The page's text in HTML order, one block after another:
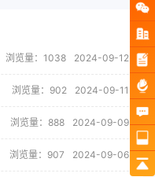
浏览量：1038 2024-09-12
浏览量：902 2024-09-11
浏览量：888 2024-09-09
浏览量：907 2024-09-06